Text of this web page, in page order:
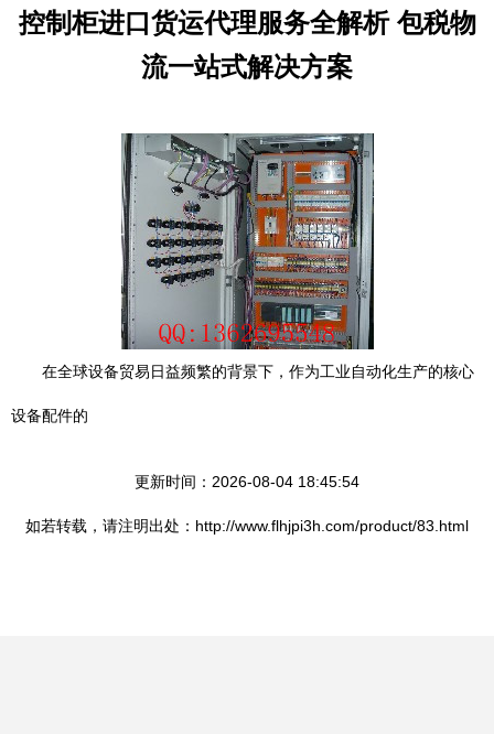
控制柜进口货运代理服务全解析 包税物
流一站式解决方案
在全球设备贸易日益频繁的背景下，作为工业自动化生产的核心
设备配件的
更新时间：2026-08-04 18:45:54
如若转载，请注明出处：http://www.flhjpi3h.com/product/83.html